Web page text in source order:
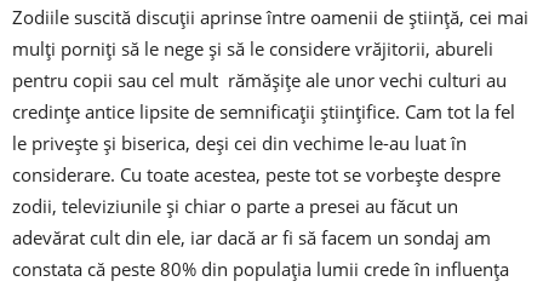
Zodiile suscită discuții aprinse între oamenii de știință, cei mai
mulți porniți să le nege și să le considere vrăjitorii, abureli
pentru copii sau cel mult rămășițe ale unor vechi culturi au
credințe antice lipsite de semnificații științifice. Cam tot la fel
le privește și biserica, deși cei din vechime le-au luat în
considerare. Cu toate acestea, peste tot se vorbește despre
zodii, televiziunile și chiar o parte a presei au făcut un
adevărat cult din ele, iar dacă ar fi să facem un sondaj am
constata că peste 80% din populația lumii crede în influența